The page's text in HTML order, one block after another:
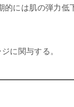
的には肌の弾力低
に関与する。